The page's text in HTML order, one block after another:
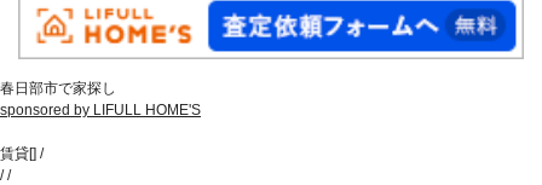
春日部市で家探し
sponsored by LIFULL HOME'S
賃貸[] /
//